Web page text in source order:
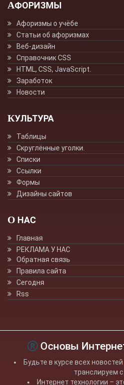
АФОРИЗМЫ
Афоризмы о учёбе
Статьи об афоризмах
Веб-дизайн
Справочник CSS
HTML, CSS, JavaScript.
Заработок
Новости
КУЛЬТУРА
Таблицы
Скруглённые уголки.
Списки
Ссылки
Формы
Дизайны сайтов
О НАС
Главная
РЕКЛАМА У НАС
Обратная связь
Правила сайта
Сегодня
Rss
Основы
Будьте в курсе всех
транслируем
Интернет технологии –